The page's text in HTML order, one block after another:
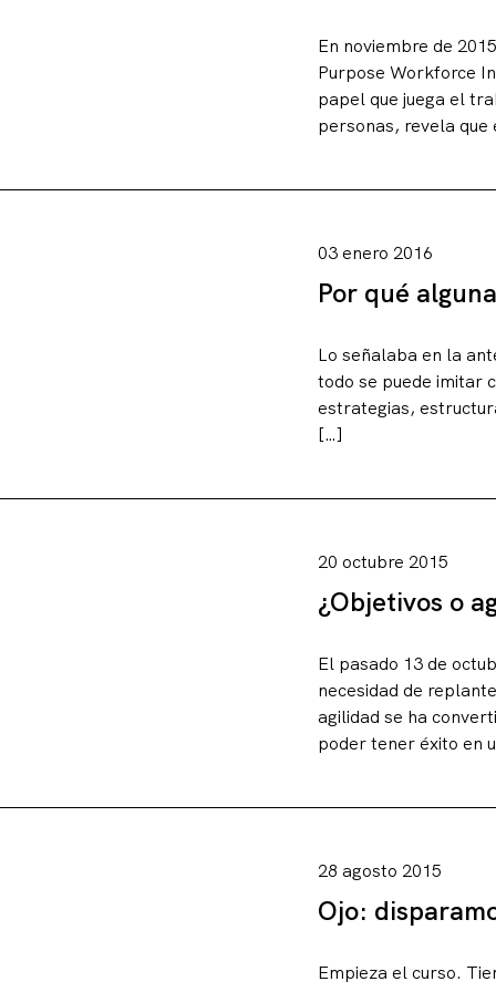
En noviembre de
Purpose Workforce
papel que juega el
personas, revela
03 enero 2016
Por qué
Lo señalaba en la
todo se puede imitar
estrategias,
[…]
20 octubre 2015
¿Objetivos o
El pasado 13 de
necesidad de
agilidad se ha
poder tener éxito en
28 agosto 2015
Ojo:
Empieza el curso.